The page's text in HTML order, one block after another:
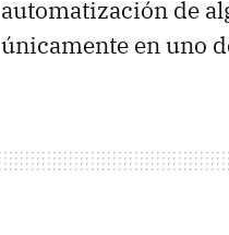
automatización de
únicamente en uno